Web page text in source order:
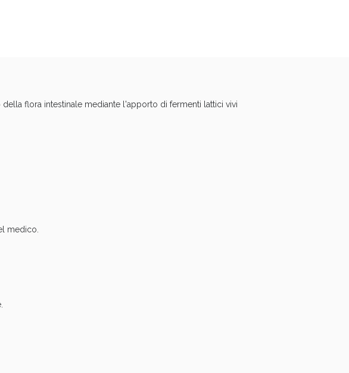
flora intestinale mediante l'apporto di fermenti lattici vivi
medico.
valido oggi!